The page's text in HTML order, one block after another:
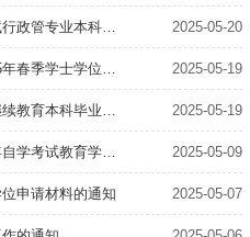
•贵州师范学院2025年上半年自学考试行政管专业本科毕业生学士学位申请工作的通知 2025-05-20
•贵州医科大学高等学历继续教育2025年春季学士学位申请通知 2025-05-19
•贵州师范学院关于2025年高等学历继续教育本科毕业生申报学士学位的通知 2025-05-19
•贵州师范学院关于开展2025年上半年自学考试教育学专业本科毕业生学士学位申请工作的通知 2025-05-09
申请材料的通知 2025-05-07